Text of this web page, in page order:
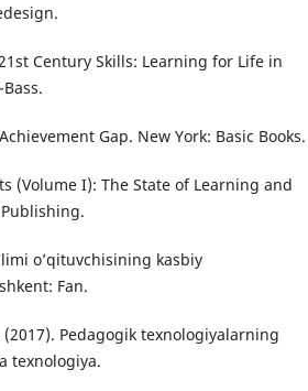
Century Skills: Learning for Life in
Gap. New York: Basic Books.
(Volume I): The State of Learning and
o’qituvchisining kasbiy
Fan.
Pedagogik texnologiyalarning
texnologiya.